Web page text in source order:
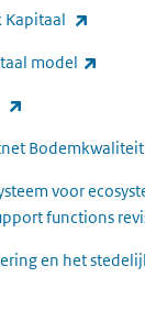
Kapitaal
model
Bodemkwaliteit
voor
functions
en het